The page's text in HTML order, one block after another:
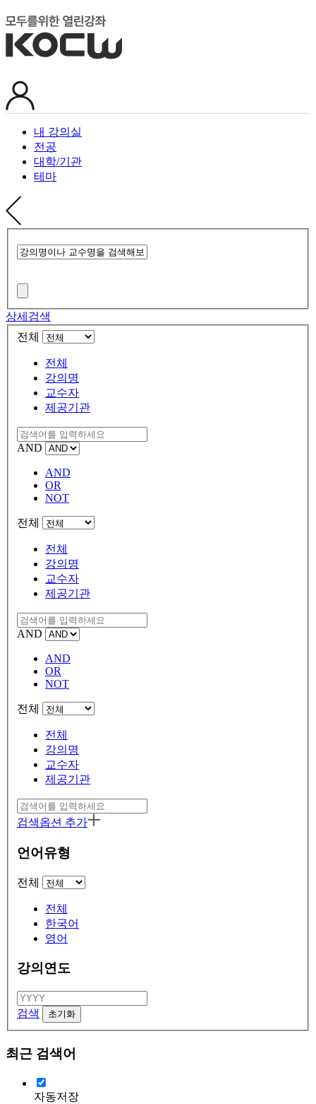
내 강의실
전공
대학/기관
테마
상세검색
전체
전체
강의명
교수자
제공기관
AND
AND
OR
NOT
전체
전체
강의명
교수자
제공기관
AND
AND
OR
NOT
전체
전체
강의명
교수자
제공기관
검색옵션 추가
언어유형
전체
전체
한국어
영어
강의연도
검색
최근 검색어
자동저장